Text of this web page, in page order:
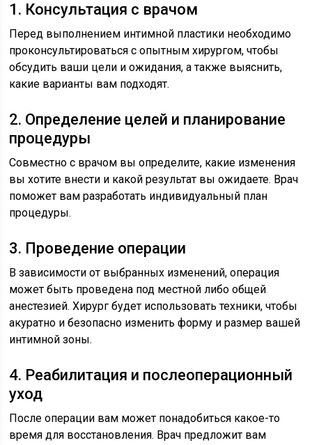
1. Консультация с врачом
Перед выполнением интимной пластики необходимо
проконсультироваться с опытным хирургом, чтобы
обсудить ваши цели и ожидания, а также выяснить,
какие варианты вам подходят.
2. Определение целей и планирование
процедуры
Совместно с врачом вы определите, какие изменения
вы хотите внести и какой результат вы ожидаете. Врач
поможет вам разработать индивидуальный план
процедуры.
3. Проведение операции
В зависимости от выбранных изменений, операция
может быть проведена под местной либо общей
анестезией. Хирург будет использовать техники, чтобы
акуратно и безопасно изменить форму и размер вашей
интимной зоны.
4. Реабилитация и послеоперационный
уход
После операции вам может понадобиться какое-то
время для восстановления. Врач предложит вам